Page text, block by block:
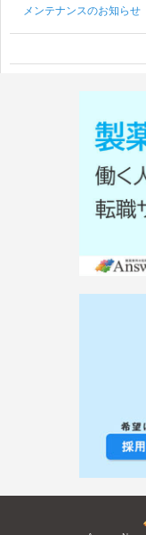
メンテナンスのお知らせ